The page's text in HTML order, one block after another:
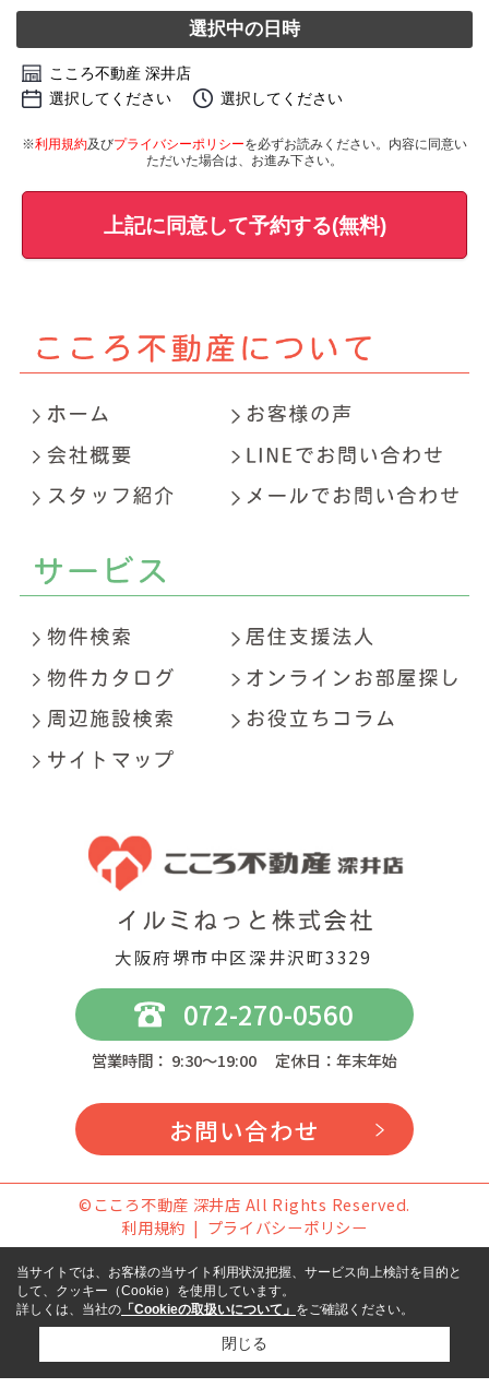
選択中の日時
こころ不動産 深井店
選択してください
選択してください
※利用規約及びプライバシーポリシーを必ずお読みください。内容に同意い
ただいた場合は、お進み下さい。
上記に同意して予約する(無料)
大阪府堺市中区深井沢町3329
072-270-0560
営業時間： 9:30～19:00 定休日：年末年始
お問い合わせ
©こころ不動産 深井店 All Rights Reserved.
利用規約
プライバシーポリシー
当サイトでは、お客様の当サイト利用状況把握、サービス向上検討を目的と
して、クッキー（Cookie）を使用しています。
詳しくは、当社の 「Cookieの取扱いについて」 をご確認ください。
閉じる